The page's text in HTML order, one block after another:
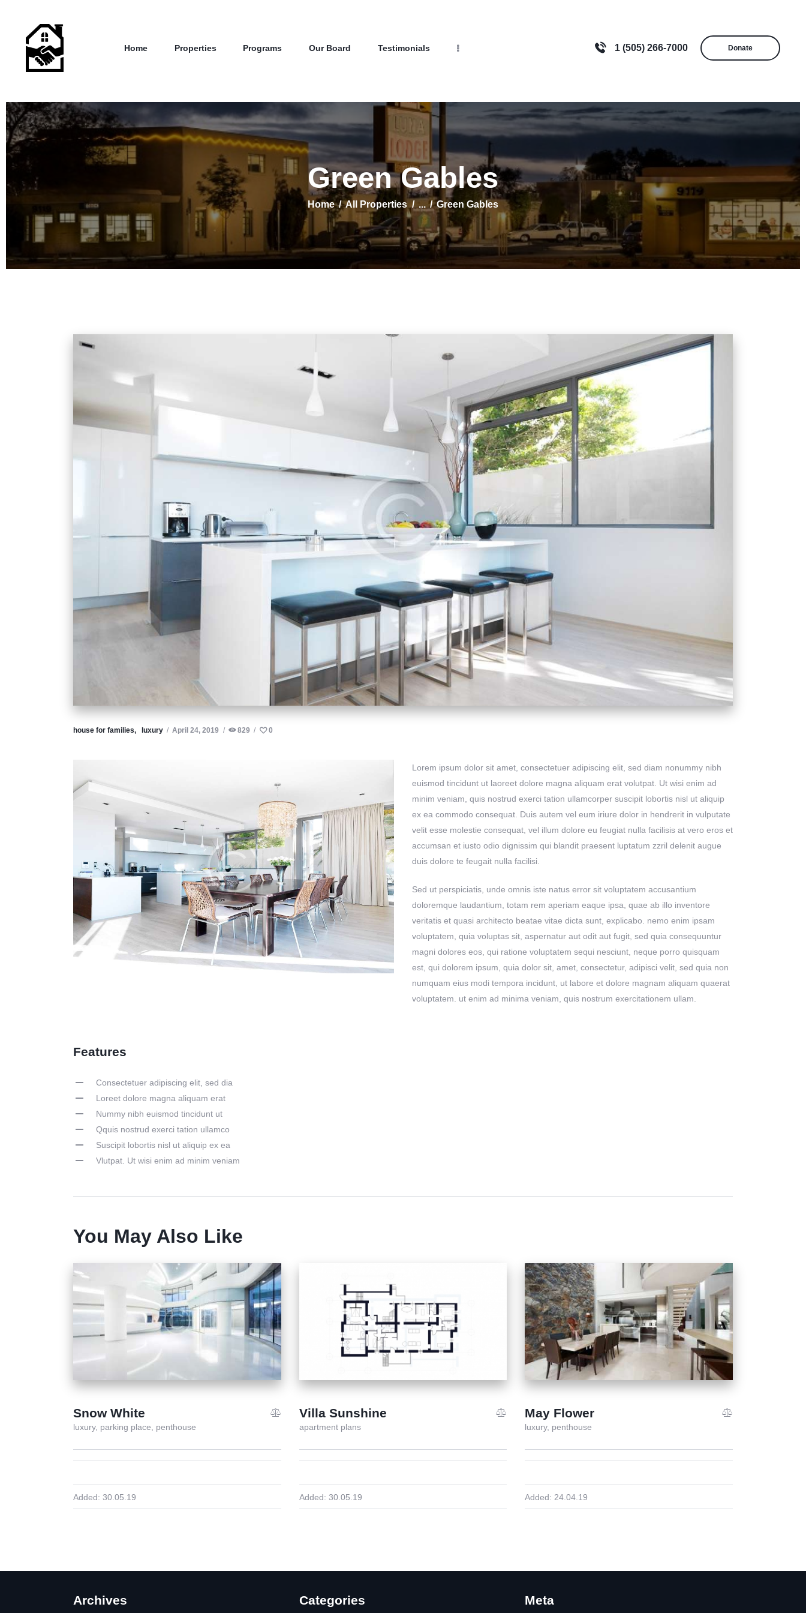
Home Properties Programs Our Board Testimonials 1 (505) 266-7000 Donate
Green Gables
Home All Properties ... Green Gables
NEW LIFE HOMES NM
Programs
Contact Us
house for families, luxury April 24, 2019 829 0
Lorem ipsum dolor sit amet, consectetuer adipiscing elit, sed diam nonummy nibh
euismod tincidunt ut laoreet dolore magna aliquam erat volutpat. Ut wisi enim ad
minim veniam, quis nostrud exerci tation ullamcorper suscipit lobortis nisl ut aliquip
ex ea commodo consequat. Duis autem vel eum iriure dolor in hendrerit in vulputate
velit esse molestie consequat, vel illum dolore eu feugiat nulla facilisis at vero eros et
accumsan et iusto odio dignissim qui blandit praesent luptatum zzril delenit augue
duis dolore te feugait nulla facilisi.
Sed ut perspiciatis, unde omnis iste natus error sit voluptatem accusantium
doloremque laudantium, totam rem aperiam eaque ipsa, quae ab illo inventore
veritatis et quasi architecto beatae vitae dicta sunt, explicabo. nemo enim ipsam
voluptatem, quia voluptas sit, aspernatur aut odit aut fugit, sed quia consequuntur
magni dolores eos, qui ratione voluptatem sequi nesciunt, neque porro quisquam
est, qui dolorem ipsum, quia dolor sit, amet, consectetur, adipisci velit, sed quia non
numquam eius modi tempora incidunt, ut labore et dolore magnam aliquam quaerat
voluptatem. ut enim ad minima veniam, quis nostrum exercitationem ullam.
Features
Consectetuer adipiscing elit, sed dia
Loreet dolore magna aliquam erat
Nummy nibh euismod tincidunt ut
Qquis nostrud exerci tation ullamco
Suscipit lobortis nisl ut aliquip ex ea
Vlutpat. Ut wisi enim ad minim veniam
You May Also Like
Snow White
luxury, parking place, penthouse
Added: 30.05.19
Villa Sunshine
apartment plans
Added: 30.05.19
May Flower
luxury, penthouse
Added: 24.04.19
Archives Categories Meta